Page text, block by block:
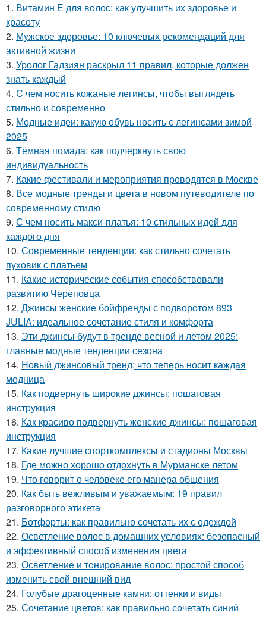
1. Витамин Е для волос: как улучшить их здоровье и
красоту
2. Мужское здоровье: 10 ключевых рекомендаций для
активной жизни
3. Уролог Гадзиян раскрыл 11 правил, которые должен
знать каждый
4. С чем носить кожаные легинсы, чтобы выглядеть
стильно и современно
5. Модные идеи: какую обувь носить с легинсами зимой
2025
6. Тёмная помада: как подчеркнуть свою
индивидуальность
7. Какие фестивали и мероприятия проводятся в Москве
8. Все модные тренды и цвета в новом путеводителе по
современному стилю
9. С чем носить макси-платья: 10 стильных идей для
каждого дня
10. Современные тенденции: как стильно сочетать
пуховик с платьем
11. Какие исторические события способствовали
развитию Череповца
12. Джинсы женские бойфренды с подворотом 893
JULIA: идеальное сочетание стиля и комфорта
13. Эти джинсы будут в тренде весной и летом 2025:
главные модные тенденции сезона
14. Новый джинсовый тренд: что теперь носит каждая
модница
15. Как подвернуть широкие джинсы: пошаговая
инструкция
16. Как красиво подвернуть женские джинсы: пошаговая
инструкция
17. Какие лучшие спорткомплексы и стадионы Москвы
18. Где можно хорошо отдохнуть в Мурманске летом
19. Что говорит о человеке его манера общения
20. Как быть вежливым и уважаемым: 19 правил
разговорного этикета
21. Ботфорты: как правильно сочетать их с одеждой
22. Осветление волос в домашних условиях: безопасный
и эффективный способ изменения цвета
23. Осветление и тонирование волос: простой способ
изменить свой внешний вид
24. Голубые драгоценные камни: оттенки и виды
25. Сочетание цветов: как правильно сочетать синий